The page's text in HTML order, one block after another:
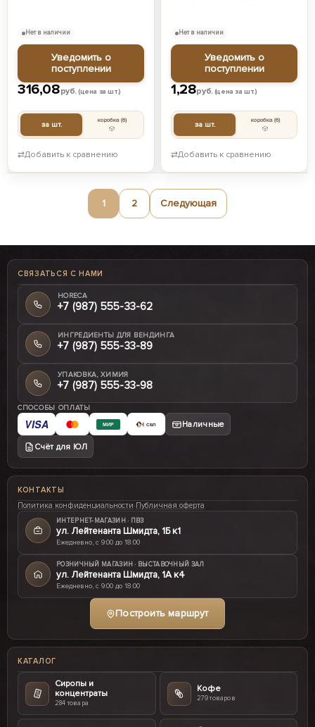
316,08руб.(цена за шт.)
за шт. коробка(6)
Нет в наличии
Уведомить о
поступлении
⇄Добавить к сравнению
1,28руб.(цена за шт.)
за шт. коробка(6)
Нет в наличии
Уведомить о
поступлении
⇄Добавить к сравнению
1 2 Следующая
СВЯЗАТЬСЯ С НАМИ
HORECA
+7 (987) 555-33-62
ИНГРЕДИЕНТЫ ДЛЯ ВЕНДИНГА
+7 (987) 555-33-89
УПАКОВКА, ХИМИЯ
+7 (987) 555-33-98
СПОСОБЫ ОПЛАТЫ
VISA МИР СБП Наличные
Счёт для ЮЛ
КОНТАКТЫ
Политика конфиденциальности·Публичная оферта
ИНТЕРНЕТ-МАГАЗИН · ПВЗ
ул. Лейтенанта Шмидта, 1Б к1
Ежедневно, с 9:00 до 18:00
РОЗНИЧНЫЙ МАГАЗИН · ВЫСТАВОЧНЫЙ ЗАЛ
ул. Лейтенанта Шмидта, 1А к4
Ежедневно, с 9:00 до 18:00
Построить маршрут
КАТАЛОГ
Сиропы и
концентраты
284 товара
Кофе
279 товаров